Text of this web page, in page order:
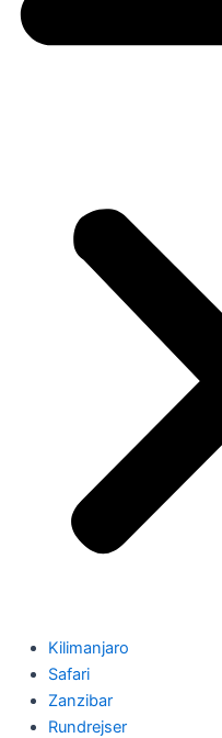
Kilimanjaro
Safari
Zanzibar
Rundrejser